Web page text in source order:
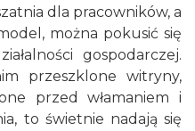
dla pracowników, a
można pokusić się
gospodarczej.
przeszklone witryny,
przed włamaniem i
to świetnie nadają się